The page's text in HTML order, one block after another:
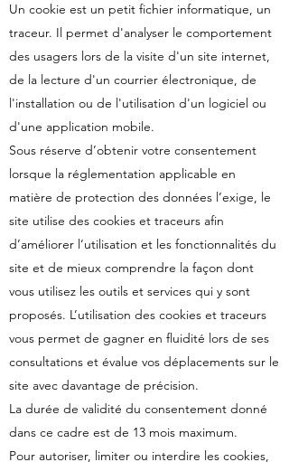
Un cookie est un petit fichier informatique, un
traceur. Il permet d'analyser le comportement
des usagers lors de la visite d'un site internet,
de la lecture d'un courrier électronique, de
l'installation ou de l'utilisation d'un logiciel ou
d'une application mobile.
Sous réserve d’obtenir votre consentement
lorsque la réglementation applicable en
matière de protection des données l’exige, le
site utilise des cookies et traceurs afin
d’améliorer l’utilisation et les fonctionnalités du
site et de mieux comprendre la façon dont
vous utilisez les outils et services qui y sont
proposés. L’utilisation des cookies et traceurs
vous permet de gagner en fluidité lors de ses
consultations et évalue vos déplacements sur le
site avec davantage de précision.
La durée de validité du consentement donné
dans ce cadre est de 13 mois maximum.
Pour autoriser, limiter ou interdire les cookies,